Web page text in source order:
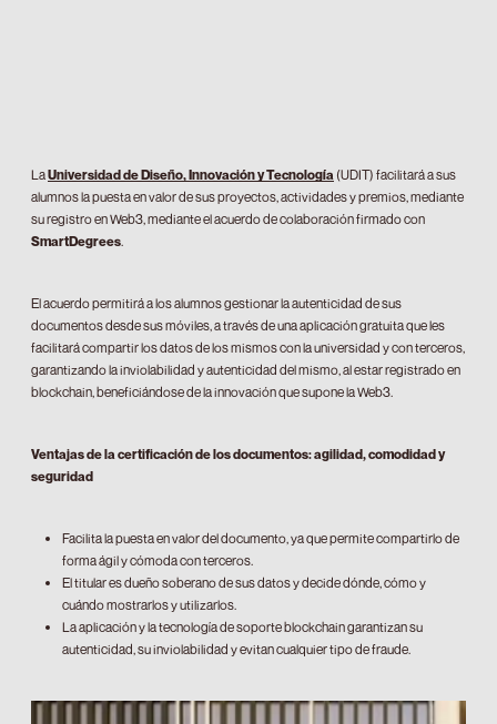
LaUniversidad de Diseño, Innovación y Tecnología (UDIT) facilitará a sus
alumnos la puesta en valor de sus proyectos, actividades y premios, mediante
su registro en Web3, mediante el acuerdo de colaboración firmado con
SmartDegrees.
El acuerdo permitirá a los alumnos gestionar la autenticidad de sus
documentos desde sus móviles, a través de una aplicación gratuita que les
facilitará compartir los datos de los mismos con la universidad y con terceros,
garantizando la inviolabilidad y autenticidad del mismo, al estar registrado en
blockchain, beneficiándose de la innovación que supone la Web3.
Ventajas de la certificación de los documentos: agilidad, comodidad y
seguridad
Facilita la puesta en valor del documento, ya que permite compartirlo de
forma ágil y cómoda con terceros.
El titular es dueño soberano de sus datos y decide dónde, cómo y
cuándo mostrarlos y utilizarlos.
La aplicación y la tecnología de soporte blockchain garantizan su
autenticidad, su inviolabilidad y evitan cualquier tipo de fraude.